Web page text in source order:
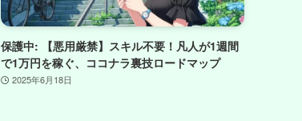
保護中: 【悪用厳禁】スキル不要！凡人が1週間
で1万円を稼ぐ、ココナラ裏技ロードマップ
2025年6月18日